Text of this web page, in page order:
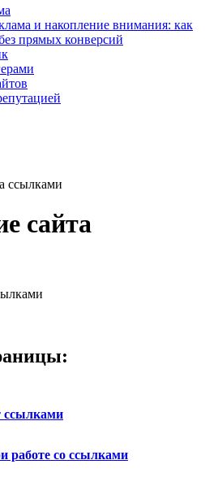
и накопление внимания: как
прямых конверсий
ссылками
сайта
ссылками
со ссылками